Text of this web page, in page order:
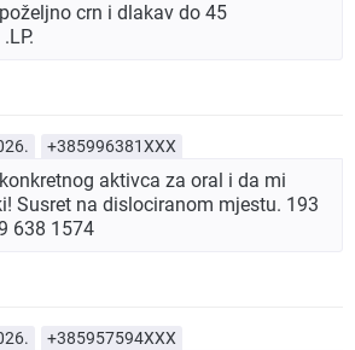
crn i dlakav do 45
+385996381XXX
aktivca za oral i da mi
Susret na dislociranom mjestu. 193
638 1574
+385957594XXX